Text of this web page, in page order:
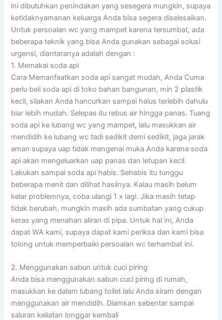
ini dibutuhkan penindakan yang sesegera mungkin, supaya
ketidaknyamanan keluarga Anda bisa segera diselesaikan.
Untuk persoalan wc yang mampet karena tersumbat, ada
beberapa teknik yang bisa Anda gunakan sebagai solusi
urgensi, diantaranya adalah dengan :
1. Memakai soda api
Cara Memanfaatkan soda api sangat mudah, Anda Cuma
perlu beli soda api di toko bahan bangunan, min 2 plastik
kecil, silakan Anda hancurkan sampai halus terlebih dahulu
biar lebih mudah. Selepas itu rebus air hingga panas. Tuang
soda api ke lubang wc yang mampet, lalu masukkan air
mendidih ke lubang wc tadi sedikit demi sedikit, jaga jarak
aman supaya uap tidak mengenai muka Anda karena soda
api akan mengeluarkan uap panas dan letupan kecil.
Lakukan sampai soda api habis. Sehabis itu tunggu
beberapa menit dan dilihat hasilnya. Kalau masih belum
kelar problemnya, coba ulangi 1 x lagi. Jika masih tetap
tidak berubah, mungkin masih ada sumbatan yang cukup
keras yang menahan aliran di pipa. Untuk hal ini, Anda
dapat WA kami, supaya dapat kami periksa dan kami bisa
tolong untuk memperbaiki persoalan wc terhambat ini.
2. Menggunakan sabun untuk cuci piring
Anda bisa menggunakan sabun cuci piring di rumah,
masukkan ke dalam lubang toilet lalu Anda siram dengan
menggunakan air mendidih. Diamkan sebentar sampai
saluran keliatan longgar kembali